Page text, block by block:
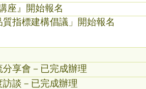
座』開始報名
指標建構倡議」開始報名
分享會－已完成辦理
訪談－已完成辦理